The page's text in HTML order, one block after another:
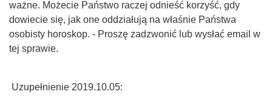
ważne. Możecie Państwo raczej odnieść korzyść, gdy
dowiecie się, jak one oddziałują na właśnie Państwa
osobisty horoskop. - Proszę zadzwonić lub wysłać email w
tej sprawie.
Uzupełnienie 2019.10.05: